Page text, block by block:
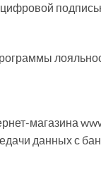
магазина
данных с